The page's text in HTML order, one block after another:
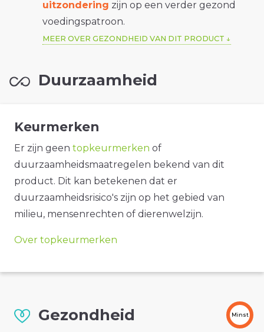
uitzondering zijn op een verder gezond
voedingspatroon.
MEER OVER GEZONDHEID VAN DIT PRODUCT
Duurzaamheid
Keurmerken
Er zijn geen topkeurmerken of
duurzaamheidsmaatregelen bekend van dit
product. Dit kan betekenen dat er
duurzaamheidsrisico's zijn op het gebied van
milieu, mensenrechten of dierenwelzijn.
Over topkeurmerken
Gezondheid Minst